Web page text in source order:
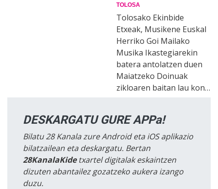
TOLOSA
Tolosako Ekinbide
Etxeak, Musikene Euskal
Herriko Goi Mailako
Musika Ikastegiarekin
batera antolatzen duen
Maiatzeko Doinuak
zikloaren baitan lau kon…
DESKARGATU GURE APPa!
Bilatu 28 Kanala zure Android eta iOS aplikazio
bilatzailean eta deskargatu. Bertan
28KanalaKidetxartel digitalak eskaintzen
dizuten abantailez gozatzeko aukera izango
duzu.